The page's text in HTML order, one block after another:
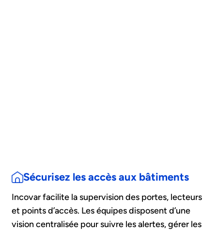
Sécurisez les accès aux bâtiments
Incovar facilite la supervision des portes, lecteurs
et points d’accès. Les équipes disposent d’une
vision centralisée pour suivre les alertes, gérer les